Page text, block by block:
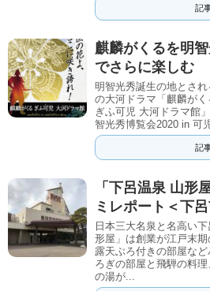
記
麒麟がくるを明
でさらに楽しむ
明智光秀誕生の地とさ
の大河ドラマ「麒麟が
ぎふ可児 大河ドラマ館
智光秀博覧会2020 in 可
記
「下呂温泉 山形
ミレポート＜下
日本三大名泉と名高い
形屋」は創業が江戸末期
露天ぶろ付きの部屋な
ろぎの部屋と飛騨の料
の湯が...